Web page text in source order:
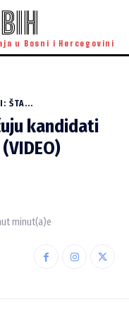
u Bosni i Hercegovini
ŠTA...
kandidati
minut(a)e